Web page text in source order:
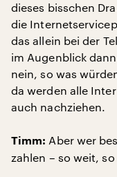
dieses bisschen
die
das allein bei der
im Augenblick
nein, so was
da werden alle
auch nachziehen.
Timm: Aber wer
zahlen – so weit,